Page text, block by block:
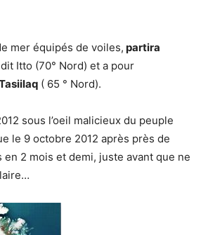
mer équipés de voiles, partira
dit Itto (70° Nord) et a pour
( 65 ° Nord).
sous l’oeil malicieux du peuple
le 9 octobre 2012 après près de
en 2 mois et demi, juste avant que ne